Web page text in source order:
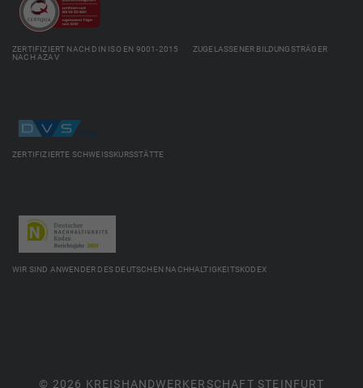
ZERTIFIZIERT NACH DIN ISO EN 9001-2015 ZUGELASSENER BILDUNGSTRÄGER
NACH AZAV
ZERTIFIZIERTE SCHWEISSKURSSTÄTTE
WIR SIND ANWENDER DES DEUTSCHEN NACHHALTIGKEITSKODEX
© 2026 KREISHANDWERKERSCHAFT STEINFURT